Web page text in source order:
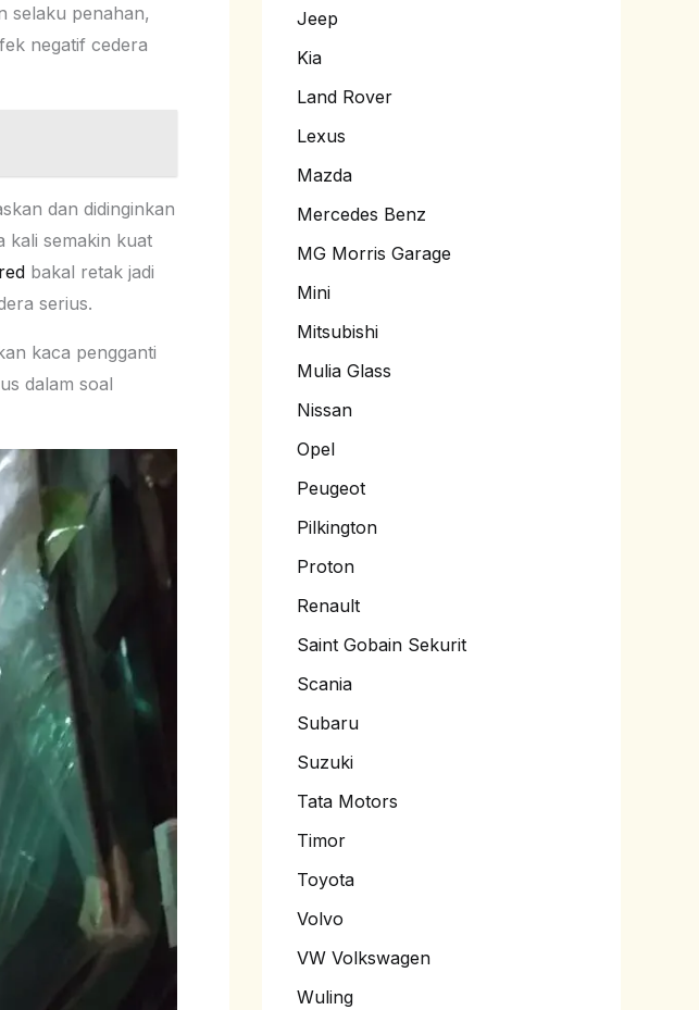
selaku penahan,
negatif cedera
dan didinginkan
kali semakin kuat
bakal retak jadi
serius.
kaca pengganti
dalam soal
Jeep
Kia
Land Rover
Lexus
Mazda
Mercedes Benz
MG Morris Garage
Mini
Mitsubishi
Mulia Glass
Nissan
Opel
Peugeot
Pilkington
Proton
Renault
Saint Gobain Sekurit
Scania
Subaru
Suzuki
Tata Motors
Timor
Toyota
Volvo
VW Volkswagen
Wuling